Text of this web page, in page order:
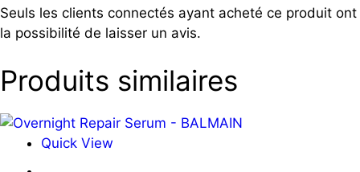
Seuls les clients connectés ayant acheté ce produit ont
la possibilité de laisser un avis.
Produits similaires
Quick View